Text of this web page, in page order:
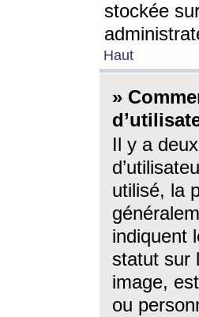
stockée
Haut
»
Il y a
utilisé, la
indiquent
statut sur
image,
ou